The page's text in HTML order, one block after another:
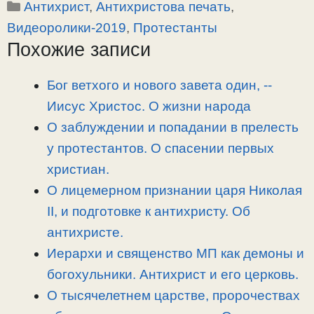
p
y
L
l
e
g
a
c
e
b
п
р
а
ь
Рубрики
Антихрист,Антихристова печать,
Видеоролики-2019, Протестанты
Похожие записи
Бог ветхого и нового завета один, -­
Иисус Христос. О жизни народа
О заблуждении и попадании в прелесть
у протестантов. О спасении первых
христиан.
О лицемерном признании царя Николая
II, и подготовке к антихристу. Об
антихристе.
Иерархи и священство МП как демоны и
богохульники. Антихрист и его церковь.
О тысячелетнем царстве, пророчествах